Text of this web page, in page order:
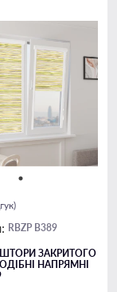
RBZP B389
ШТОРИ ЗАКРИТОГО
НАПРЯМНІ